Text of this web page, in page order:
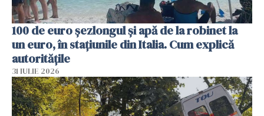
100 de euro șezlongul și apă de la robinet la
un euro, în stațiunile din Italia. Cum explică
autoritățile
31 IULIE 2026